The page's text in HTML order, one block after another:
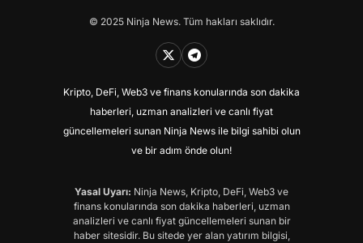
© 2025 Ninja News. Tüm hakları saklıdır.
Kripto, DeFi, Web3 ve finans konularında son dakika
haberleri, uzman analizleri ve canlı fiyat
güncellemeleri sunan Ninja News ile bilgi sahibi olun
ve bir adım önde olun!
Yasal Uyarı: Ninja News, Kripto, DeFi, Web3 ve
finans konularında son dakika haberleri, uzman
analizleri ve canlı fiyat güncellemeleri sunan bir
haber sitesidir. Bu sitede yer alan yatırım bilgisi,